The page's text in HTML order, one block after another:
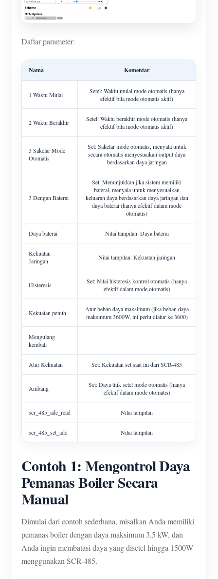
Daftar parameter:
Nama Komentar
1 Waktu Mulai
Setel: Waktu mulai mode otomatis (hanya
efektif bila mode otomatis aktif)
2 Waktu Berakhir
Setel: Waktu berakhir mode otomatis (hanya
efektif bila mode otomatis aktif)
3 Sakelar Mode
Otomatis
Set: Sakelar mode otomatis, menyala untuk
secara otomatis menyesuaikan output daya
berdasarkan daya jaringan
3 Dengan Baterai
Set: Menunjukkan jika sistem memiliki
baterai, menyala untuk menyesuaikan
keluaran daya berdasarkan daya jaringan dan
daya baterai (hanya efektif dalam mode
otomatis)
Daya baterai Nilai tampilan: Daya baterai
Kekuatan
Jaringan
Nilai tampilan: Kekuatan jaringan
Histeresis
Set: Nilai histeresis kontrol otomatis (hanya
efektif dalam mode otomatis)
Kekuatan penuh
Atur beban daya maksimum (jika beban daya
maksimum 3600W, ini perlu diatur ke 3600)
Mengulang
kembali
Atur Kekuatan Set: Kekuatan set saat ini dari SCR-485
Ambang
Set: Daya titik setel mode otomatis (hanya
efektif dalam mode otomatis)
scr_485_adc_read Nilai tampilan
scr_485_set_adc Nilai tampilan
Contoh 1: Mengontrol Daya
Pemanas Boiler Secara
Manual
Dimulai dari contoh sederhana, misalkan Anda memiliki
pemanas boiler dengan daya maksimum 3,5 kW, dan
Anda ingin membatasi daya yang disetel hingga 1500W
menggunakan SCR-485.